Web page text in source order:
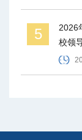
5
2026
校领